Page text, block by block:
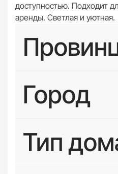
доступностью. Подходит
аренды. Светлая и уютная.
Город
Тип